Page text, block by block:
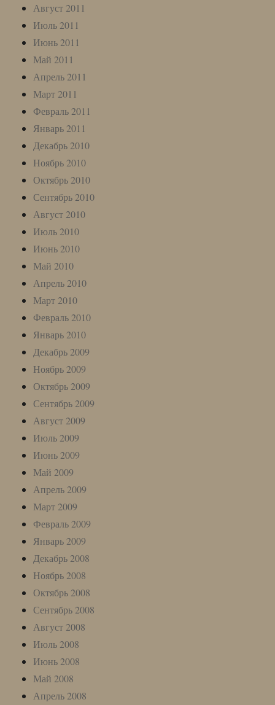
Август 2011
Июль 2011
Июнь 2011
Май 2011
Апрель 2011
Март 2011
Февраль 2011
Январь 2011
Декабрь 2010
Ноябрь 2010
Октябрь 2010
Сентябрь 2010
Август 2010
Июль 2010
Июнь 2010
Май 2010
Апрель 2010
Март 2010
Февраль 2010
Январь 2010
Декабрь 2009
Ноябрь 2009
Октябрь 2009
Сентябрь 2009
Август 2009
Июль 2009
Июнь 2009
Май 2009
Апрель 2009
Март 2009
Февраль 2009
Январь 2009
Декабрь 2008
Ноябрь 2008
Октябрь 2008
Сентябрь 2008
Август 2008
Июль 2008
Июнь 2008
Май 2008
Апрель 2008